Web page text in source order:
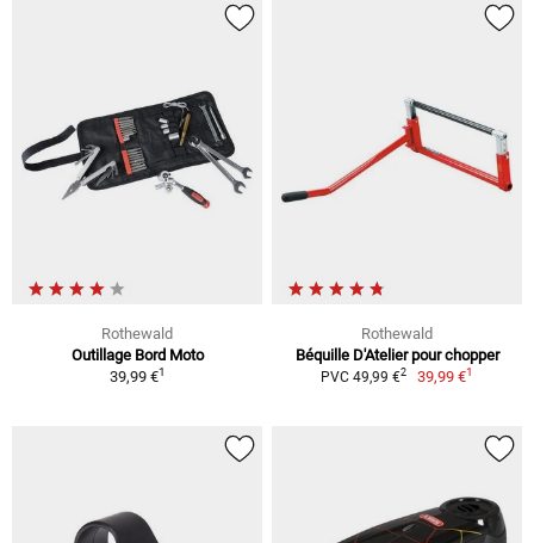
Rothewald
Outillage Bord Moto
39,99 €1
Rothewald
Béquille D'Atelier pour chopper
PVC 49,99 €2 39,99 €1